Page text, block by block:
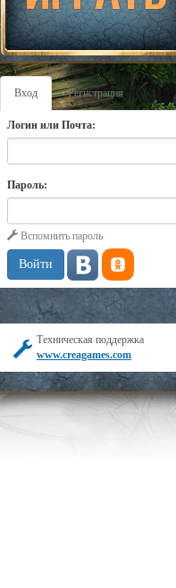
Вход Регистрация
Логин или Почта:
Пароль:
Вспомнить пароль
Техническая поддержка
www.creagames.com